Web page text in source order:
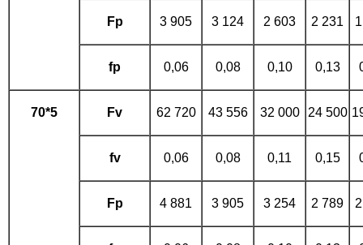
Fp 3 905 3 124 2 603 2 231
fp 0,06 0,08 0,10 0,13
70*5 Fv 62 720 43 556 32 000 24 500
fv 0,06 0,08 0,11 0,15
Fp 4 881 3 905 3 254 2 789